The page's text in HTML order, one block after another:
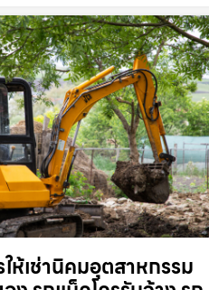
ห้เช่านิคมอุตสาหกรรม